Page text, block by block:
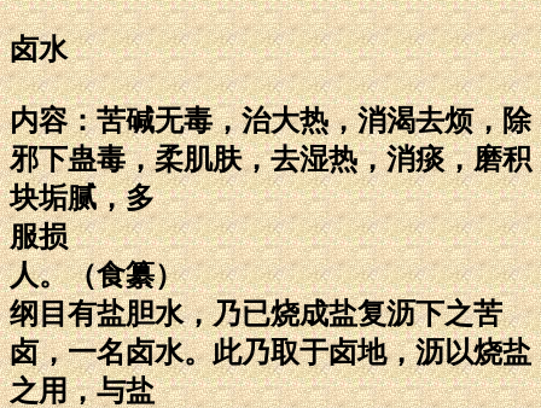
卤水
内容：苦碱无毒，治大热，消渴去烦，除
邪下蛊毒，柔肌肤，去湿热，消痰，磨积
块垢腻，多
服损
人。（食纂）
纲目有盐胆水，乃已烧成盐复沥下之苦
卤，一名卤水。此乃取于卤地，沥以烧盐
之用，与盐